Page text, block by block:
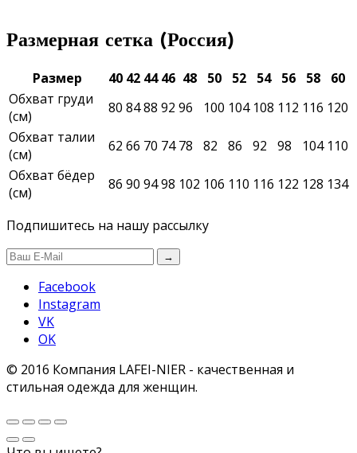
Размерная сетка (Россия)
Размер 40 42 44 46 48 50 52 54 56 58
60
Обхват груди
(см)
80 8488 92 96 100 104 108 112 116 120
Обхват талии
(см)
62 66 70 74 78 82 86 92 98 104 110
Обхват бёдер
(см)
86 90 9498 102 106 110 116 122 128 134
Подпишитесь на нашу рассылку
→
Facebook
Instagram
VK
OK
© 2016 Компания LAFEI-NIER - качественная и
стильная одежда для женщин.